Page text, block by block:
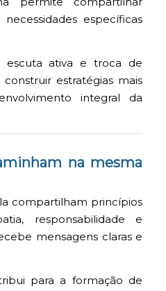
específicas
escuta ativa e troca de
estratégias mais
integral da
na mesma
compartilham princípios
responsabilidade e
mensagens claras e
para a formação de